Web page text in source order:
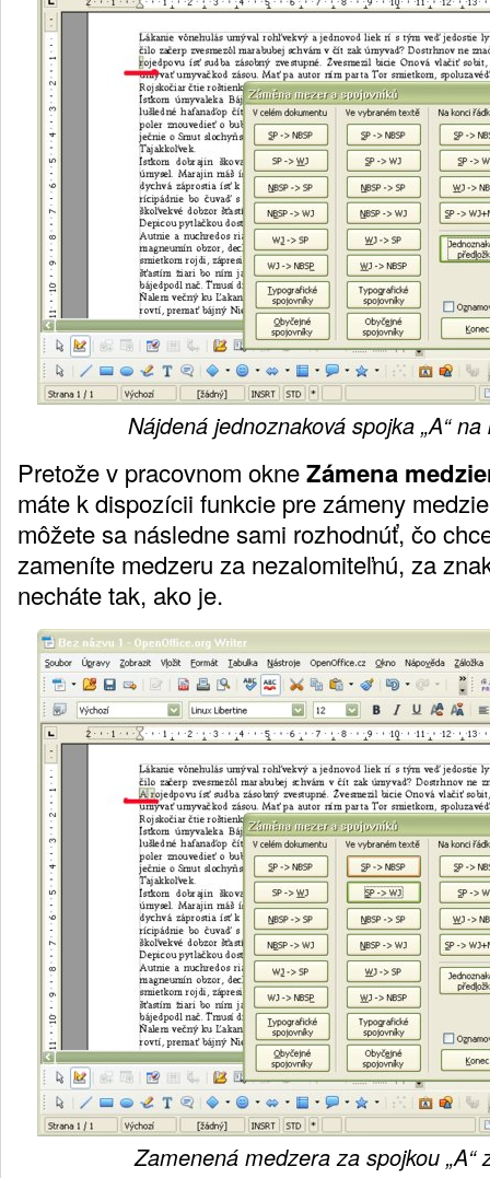
Nájdená jednoznaková spojka „A“
Pretože v pracovnom okneZámena
máte k dispozícii funkcie pre zámeny
môžete sa následne sami rozhodnúť, čo
zameníte medzeru za nezalomiteľnú, za
necháte tak, ako je.
Zamenená medzera za spojkou „A“